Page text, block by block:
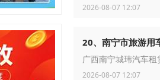
2026-08-07 12:07
20、南宁市旅游用
广西南宁城玮汽车租
2026-08-07 12:07